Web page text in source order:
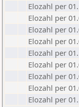
Elozahl per
Elozahl per
Elozahl per
Elozahl per
Elozahl per
Elozahl per
Elozahl per
Elozahl per
Elozahl per